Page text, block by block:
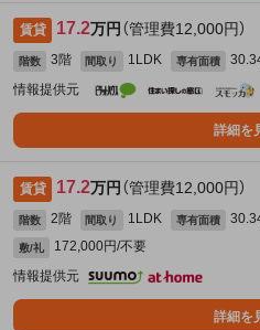
賃貸 17.2万円 （管理費12,000円）
階数 3階 間取り 1LDK 専有面積
情報提供元
詳細を
賃貸 17.2万円 （管理費12,000円）
階数 2階 間取り 1LDK 専有面積
敷/礼
172,000円/不要
情報提供元
詳細を